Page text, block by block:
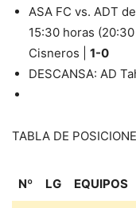
ASA FC vs. ADT
15:30 horas
Cisneros | 1-0
DESCANSA: AD
TABLA DE
Nº LG EQUIPOS